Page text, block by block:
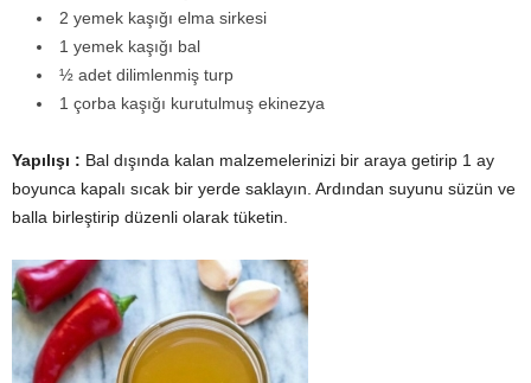
2 yemek kaşığı elma sirkesi
1 yemek kaşığı bal
½ adet dilimlenmiş turp
1 çorba kaşığı kurutulmuş ekinezya
Yapılışı : Bal dışında kalan malzemelerinizi bir araya getirip 1 ay
boyunca kapalı sıcak bir yerde saklayın. Ardından suyunu süzün ve
balla birleştirip düzenli olarak tüketin.